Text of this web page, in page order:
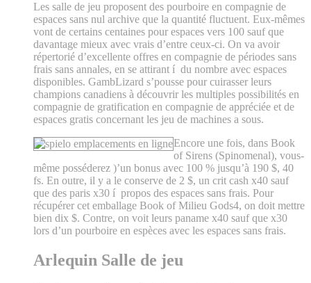
Les salle de jeu proposent des pourboire en compagnie de
espaces sans nul archive que la quantité fluctuent. Eux-mêmes
vont de certains centaines pour espaces vers 100 sauf que
davantage mieux avec vrais d’entre ceux-ci. On va avoir
répertorié d’excellente offres en compagnie de périodes sans
frais sans annales, en se attirant í du nombre avec espaces
disponibles. GambLizard s’pousse pour cuirasser leurs
champions canadiens à découvrir les multiples possibilités en
compagnie de gratification en compagnie de appréciée et de
espaces gratis concernant les jeu de machines a sous.
Encore une fois, dans Book
of Sirens (Spinomenal), vous-
même posséderez )’un bonus avec 100 % jusqu’à 190 $, 40
fs. En outre, il y a le conserve de 2 $, un crit cash x40 sauf
que des paris x30 í propos des espaces sans frais. Pour
récupérer cet emballage Book of Milieu Gods4, on doit mettre
bien dix $. Contre, on voit leurs paname x40 sauf que x30
lors d’un pourboire en espèces avec les espaces sans frais.
Arlequin Salle de jeu